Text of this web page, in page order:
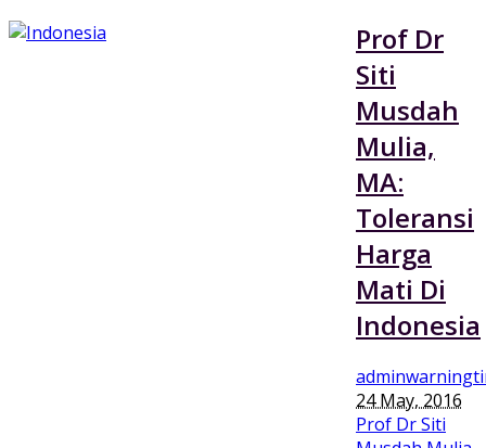
Prof Dr
Siti
Musdah
Mulia,
MA:
Toleransi
Harga
Mati Di
Indonesia
24 May, 2016
Prof Dr Siti